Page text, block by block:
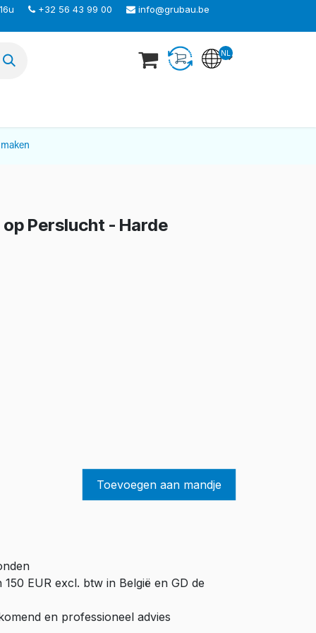
+32 56 43 99 00 info@grubau.be
NL
Perslucht - Harde
Toevoegen aan mandje
EUR excl. btw in België en GD de
en professioneel advies